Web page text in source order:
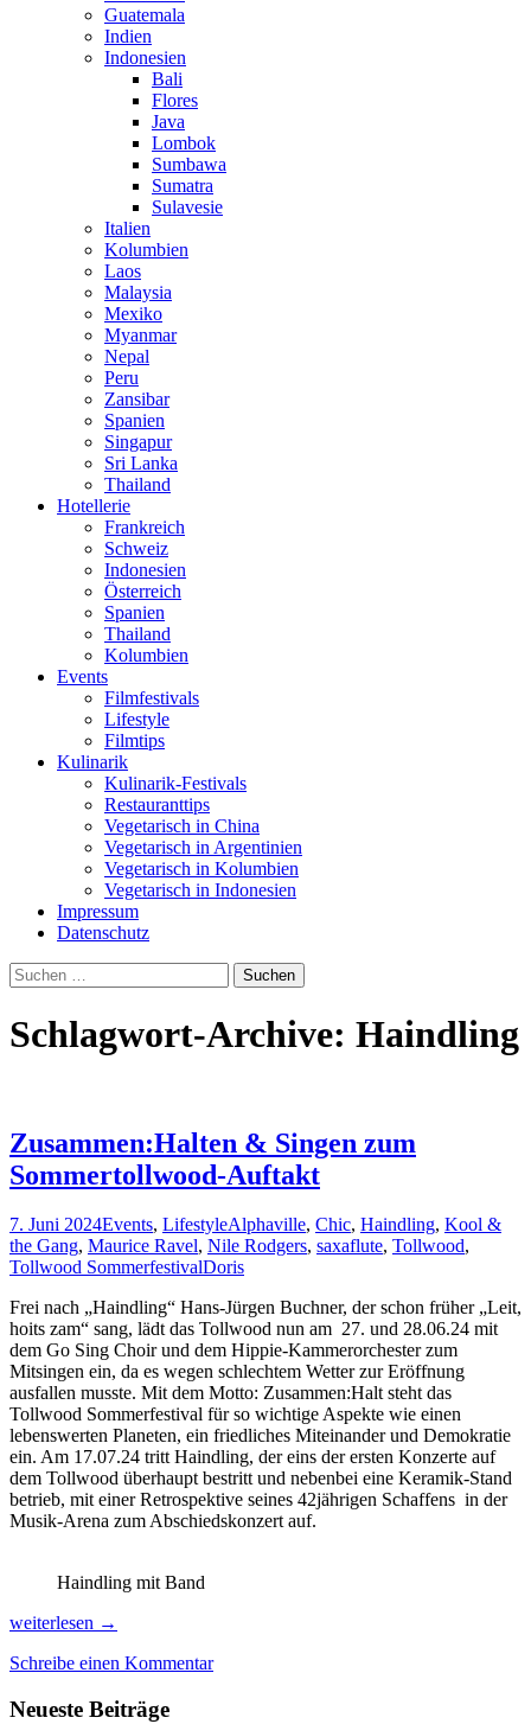
Guatemala
Indien
Indonesien
Bali
Flores
Java
Lombok
Sumbawa
Sumatra
Sulavesie
Italien
Kolumbien
Laos
Malaysia
Mexiko
Myanmar
Nepal
Peru
Zansibar
Spanien
Singapur
Sri Lanka
Thailand
Hotellerie
Frankreich
Schweiz
Indonesien
Österreich
Spanien
Thailand
Kolumbien
Events
Filmfestivals
Lifestyle
Filmtips
Kulinarik
Kulinarik-Festivals
Restauranttips
Vegetarisch in China
Vegetarisch in Argentinien
Vegetarisch in Kolumbien
Vegetarisch in Indonesien
Impressum
Datenschutz
Suchen
nach:
Schlagwort-Archive: Haindling
Zusammen:Halten & Singen zum
Sommertollwood-Auftakt
7. Juni 2024Events, LifestyleAlphaville, Chic, Haindling, Kool &
the Gang, Maurice Ravel, Nile Rodgers, saxaflute, Tollwood,
Tollwood SommerfestivalDoris
Frei nach „Haindling“ Hans-Jürgen Buchner, der schon früher „Leit,
hoits zam“ sang, lädt das Tollwood nun am 27. und 28.06.24 mit
dem Go Sing Choir und dem Hippie-Kammerorchester zum
Mitsingen ein, da es wegen schlechtem Wetter zur Eröffnung
ausfallen musste. Mit dem Motto: Zusammen:Halt steht das
Tollwood Sommerfestival für so wichtige Aspekte wie einen
lebenswerten Planeten, ein friedliches Miteinander und Demokratie
ein. Am 17.07.24 tritt Haindling, der eins der ersten Konzerte auf
dem Tollwood überhaupt bestritt und nebenbei eine Keramik-Stand
betrieb, mit einer Retrospektive seines 42jährigen Schaffens in der
Musik-Arena zum Abschiedskonzert auf.
Haindling mit Band
Zusammen:Halten
Singen
Sommertollwood-
weiterlesen →
Schreibe einen Kommentar
Neueste Beiträge